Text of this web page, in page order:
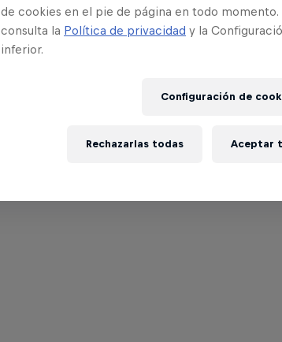
de cookies en el pie de página en todo momento.
consulta la Política de privacidad y la
inferior.
Configuración de
Rechazarlas todas Aceptar